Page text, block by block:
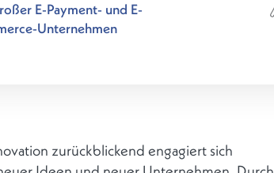
E-Payment- und E-
Unternehmen
zurückblickend engagiert sich